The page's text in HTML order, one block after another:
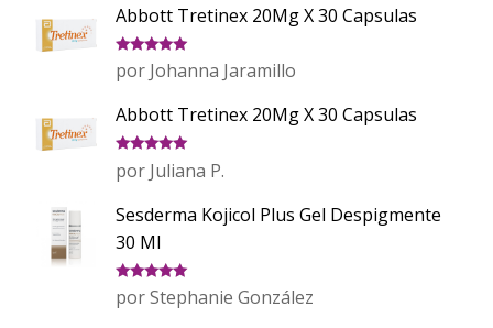
Abbott Tretinex 20Mg X 30 Capsulas
Valorado
con 5de 5
por Johanna Jaramillo
Abbott Tretinex 20Mg X 30 Capsulas
Valorado
con 5de 5
por Juliana P.
Sesderma Kojicol Plus Gel Despigmente
30 Ml
Valorado
con
de 5
por Stephanie González